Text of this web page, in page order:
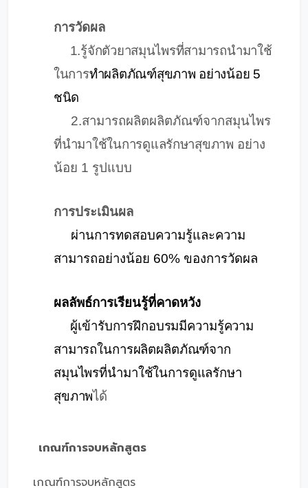
การวัดผล
1.รู้จักตัวยาสมุนไพรที่สามารถนำมาใช้
ในการทำผลิตภัณฑ์สุขภาพ อย่างน้อย 5
ชนิด
2.สามารถผลิตผลิตภัณฑ์จากสมุนไพร
ที่นำมาใช้ในการดูแลรักษาสุขภาพ อย่าง
น้อย 1 รูปแบบ
การประเมินผล
ผ่านการทดสอบความรู้และความ
สามารถอย่างน้อย 60% ของการวัดผล
ผลลัพธ์การเรียนรู้ที่คาดหวัง
ผู้เข้ารับการฝึกอบรมมีความรู้ความ
สามารถในการผลิตผลิตภัณฑ์จาก
สมุนไพรที่นำมาใช้ในการดูแลรักษา
สุขภาพได้
เกณฑ์การจบหลักสูตร
เกณฑ์การจบหลักสูตร